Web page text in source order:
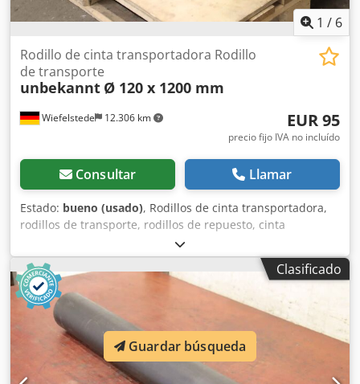
1 / 6
Wiefelstede 12.306 km
Rodillo de cinta transportadora Rodillo
de transporte
unbekannt Ø 120 x 1200 mm
EUR 95
precio fijo IVA no incluído
Consultar Llamar
Estado: bueno (usado), Rodillos de cinta transportadora,
rodillos de transporte, rodillos de repuesto, cinta
transportadora, vía de rodillos, rodillos de soporte -Rodillo
de cinta transportadora: rodillo de transporte con soporte
de rodamiento y rueda motriz -Diámetro del rodillo: 130
mm Dcjdpfom Niy Sex Apijk -Ancho de transporte: 1200
mm -Rueda dentada: Ø 165 mm -Dimensiones totales:
1365/166/Alt166 mm -Peso: 28 kg
Clasificado
Guardar búsqueda